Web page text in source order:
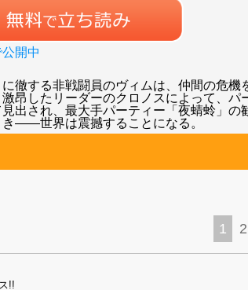
開中
に徹する非戦闘員のヴィムは、仲間の危
昂したリーダーのクロノスによって、
出され、最大手パーティー「夜蜻蛉」
――世界は震撼することになる。
1 2
!!